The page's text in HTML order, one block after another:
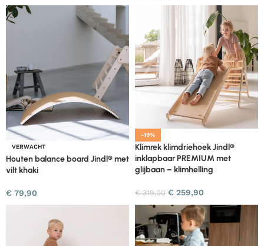
VERWACHT
Houten balance board Jindl® met
vilt khaki
€ 79,90
-19%
Klimrek klimdriehoek Jindl®
inklapbaar PREMIUM met
glijbaan – klimhelling
€319,00 € 259,90